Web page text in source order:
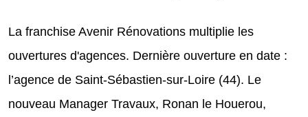
La franchise Avenir Rénovations multiplie les
ouvertures d'agences. Dernière ouverture en date :
l’agence de Saint-Sébastien-sur-Loire (44). Le
nouveau Manager Travaux, Ronan le Houerou,